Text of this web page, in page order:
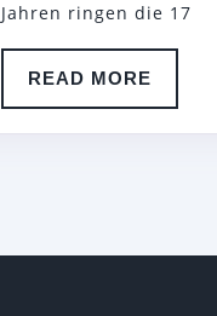
Jahren ringen die 17
READ MORE
MORE